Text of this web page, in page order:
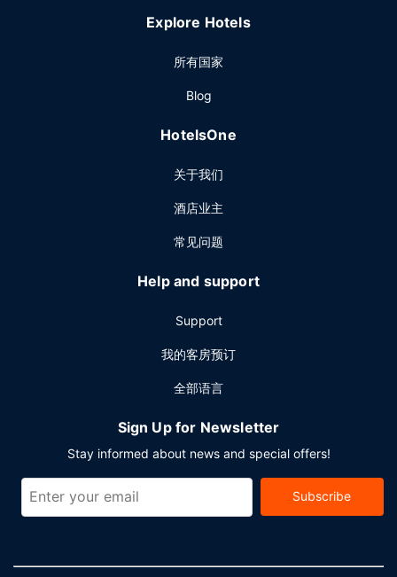
Explore Hotels
所有国家
Blog
HotelsOne
关于我们
酒店业主
常见问题
Help and support
Support
我的客房预订
全部语言
Sign Up for Newsletter
Stay informed about news and special offers!
Subscribe